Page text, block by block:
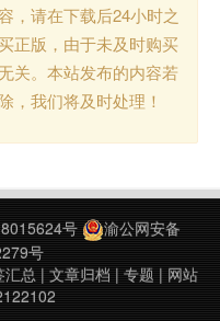
，请在下载后24小时之
正版，由于未及时购买
关。本站发布的内容若
，我们将及时处理！
号
渝公网安备
号
汇总| 文章归档 | 专题 | 网站